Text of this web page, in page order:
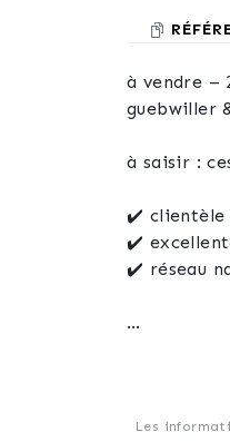
à vendre –
guebwiller
à saisir :
✔️ clientèle
✔️
✔️ réseau
• loyer : 1
Les